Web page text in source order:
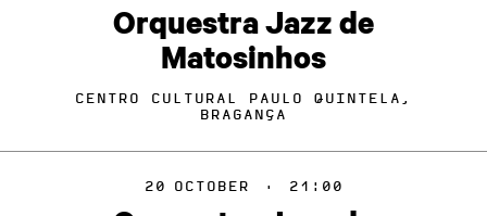
Orquestra Jazz de
Matosinhos
CENTRO CULTURAL PAULO QUINTELA,
BRAGANÇA
20 OCTOBER · 21:00